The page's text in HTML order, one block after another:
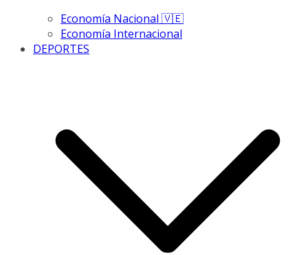
Economía Nacional 🇻🇪
Economía Internacional
DEPORTES